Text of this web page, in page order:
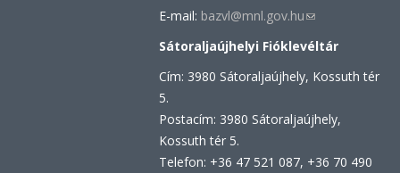
E-mail: bazvl@mnl.gov.hu(link
mail)
Sátoraljaújhelyi Fióklevéltár
Cím: 3980 Sátoraljaújhely, Kossuth tér
5.
Postacím: 3980 Sátoraljaújhely,
Kossuth tér 5.
Telefon: +36 47 521 087, +36 70 490